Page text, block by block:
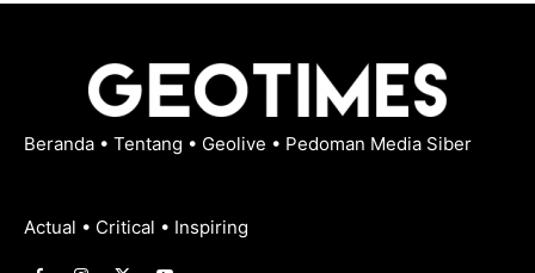
Beranda • Tentang • Geolive • Pedoman Media Siber
Actual • Critical • Inspiring